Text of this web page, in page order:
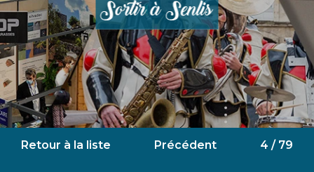
Retour à la liste Précédent 4 / 79